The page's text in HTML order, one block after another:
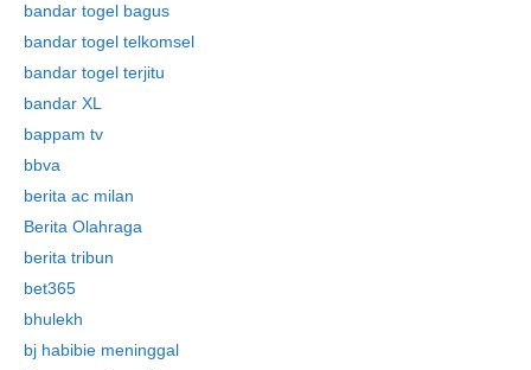
bandar togel bagus
bandar togel telkomsel
bandar togel terjitu
bandar XL
bappam tv
bbva
berita ac milan
Berita Olahraga
berita tribun
bet365
bhulekh
bj habibie meninggal